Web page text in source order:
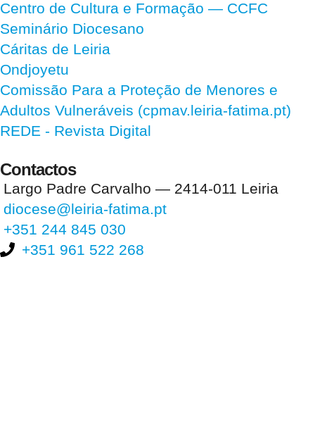
Centro de Cultura e Formação — CCFC
Seminário Diocesano
Cáritas de Leiria
Ondjoyetu
Comissão Para a Proteção de Menores e
Adultos Vulneráveis (cpmav.leiria-fatima.pt)
REDE - Revista Digital
Contactos
Largo Padre Carvalho — 2414-011 Leiria
diocese@leiria-fatima.pt
+351 244 845 030
+351 961 522 268